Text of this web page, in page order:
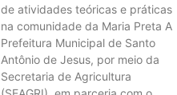
de atividades teóricas e práticas
na comunidade da Maria Preta A
Prefeitura Municipal de Santo
Antônio de Jesus, por meio da
Secretaria de Agricultura